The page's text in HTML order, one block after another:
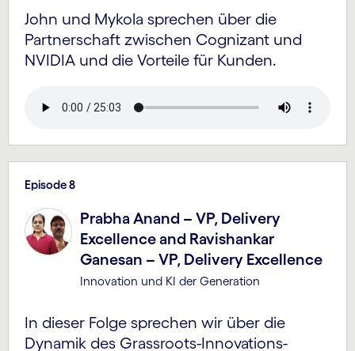
John und Mykola sprechen über die
Partnerschaft zwischen Cognizant und
NVIDIA und die Vorteile für Kunden.
Episode 8
Prabha Anand – VP, Delivery
Excellence and Ravishankar
Ganesan – VP, Delivery Excellence
Innovation und KI der Generation
In dieser Folge sprechen wir über die
Dynamik des Grassroots-Innovations­